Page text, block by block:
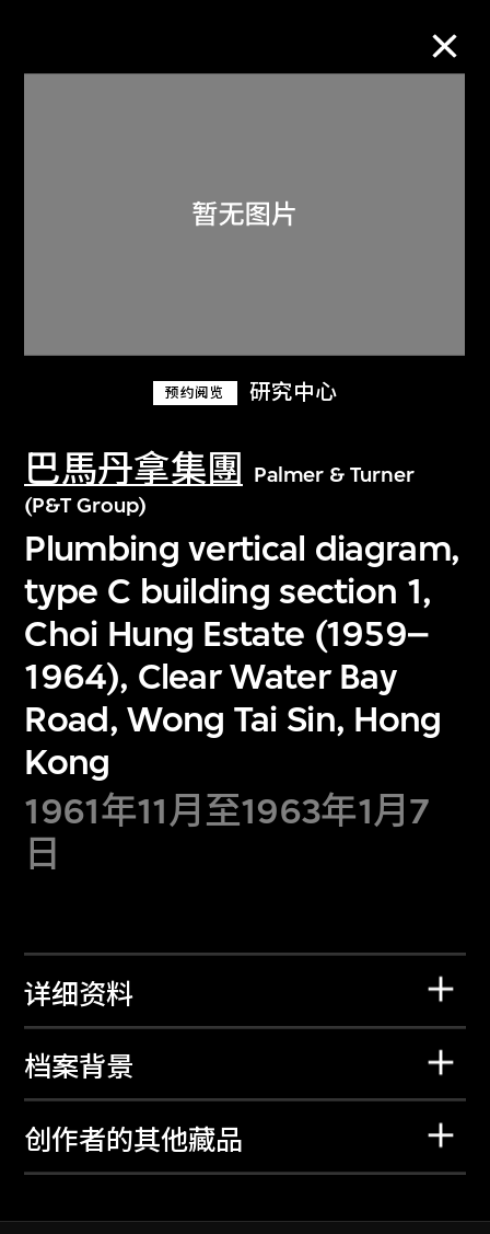
预约阅览 研究中心
巴馬丹拿集團
Palmer & Turner
(P&T Group)
Plumbing vertical diagram,
type C building section 1,
Choi Hung Estate (1959–
1964), Clear Water Bay
Road, Wong Tai Sin, Hong
Kong
1961年11月至1963年1月7
日
详细资料
档案背景
创作者的其他藏品
关于M+藏品
探索世界顶级的二十及二十一世纪视觉
文化藏品。